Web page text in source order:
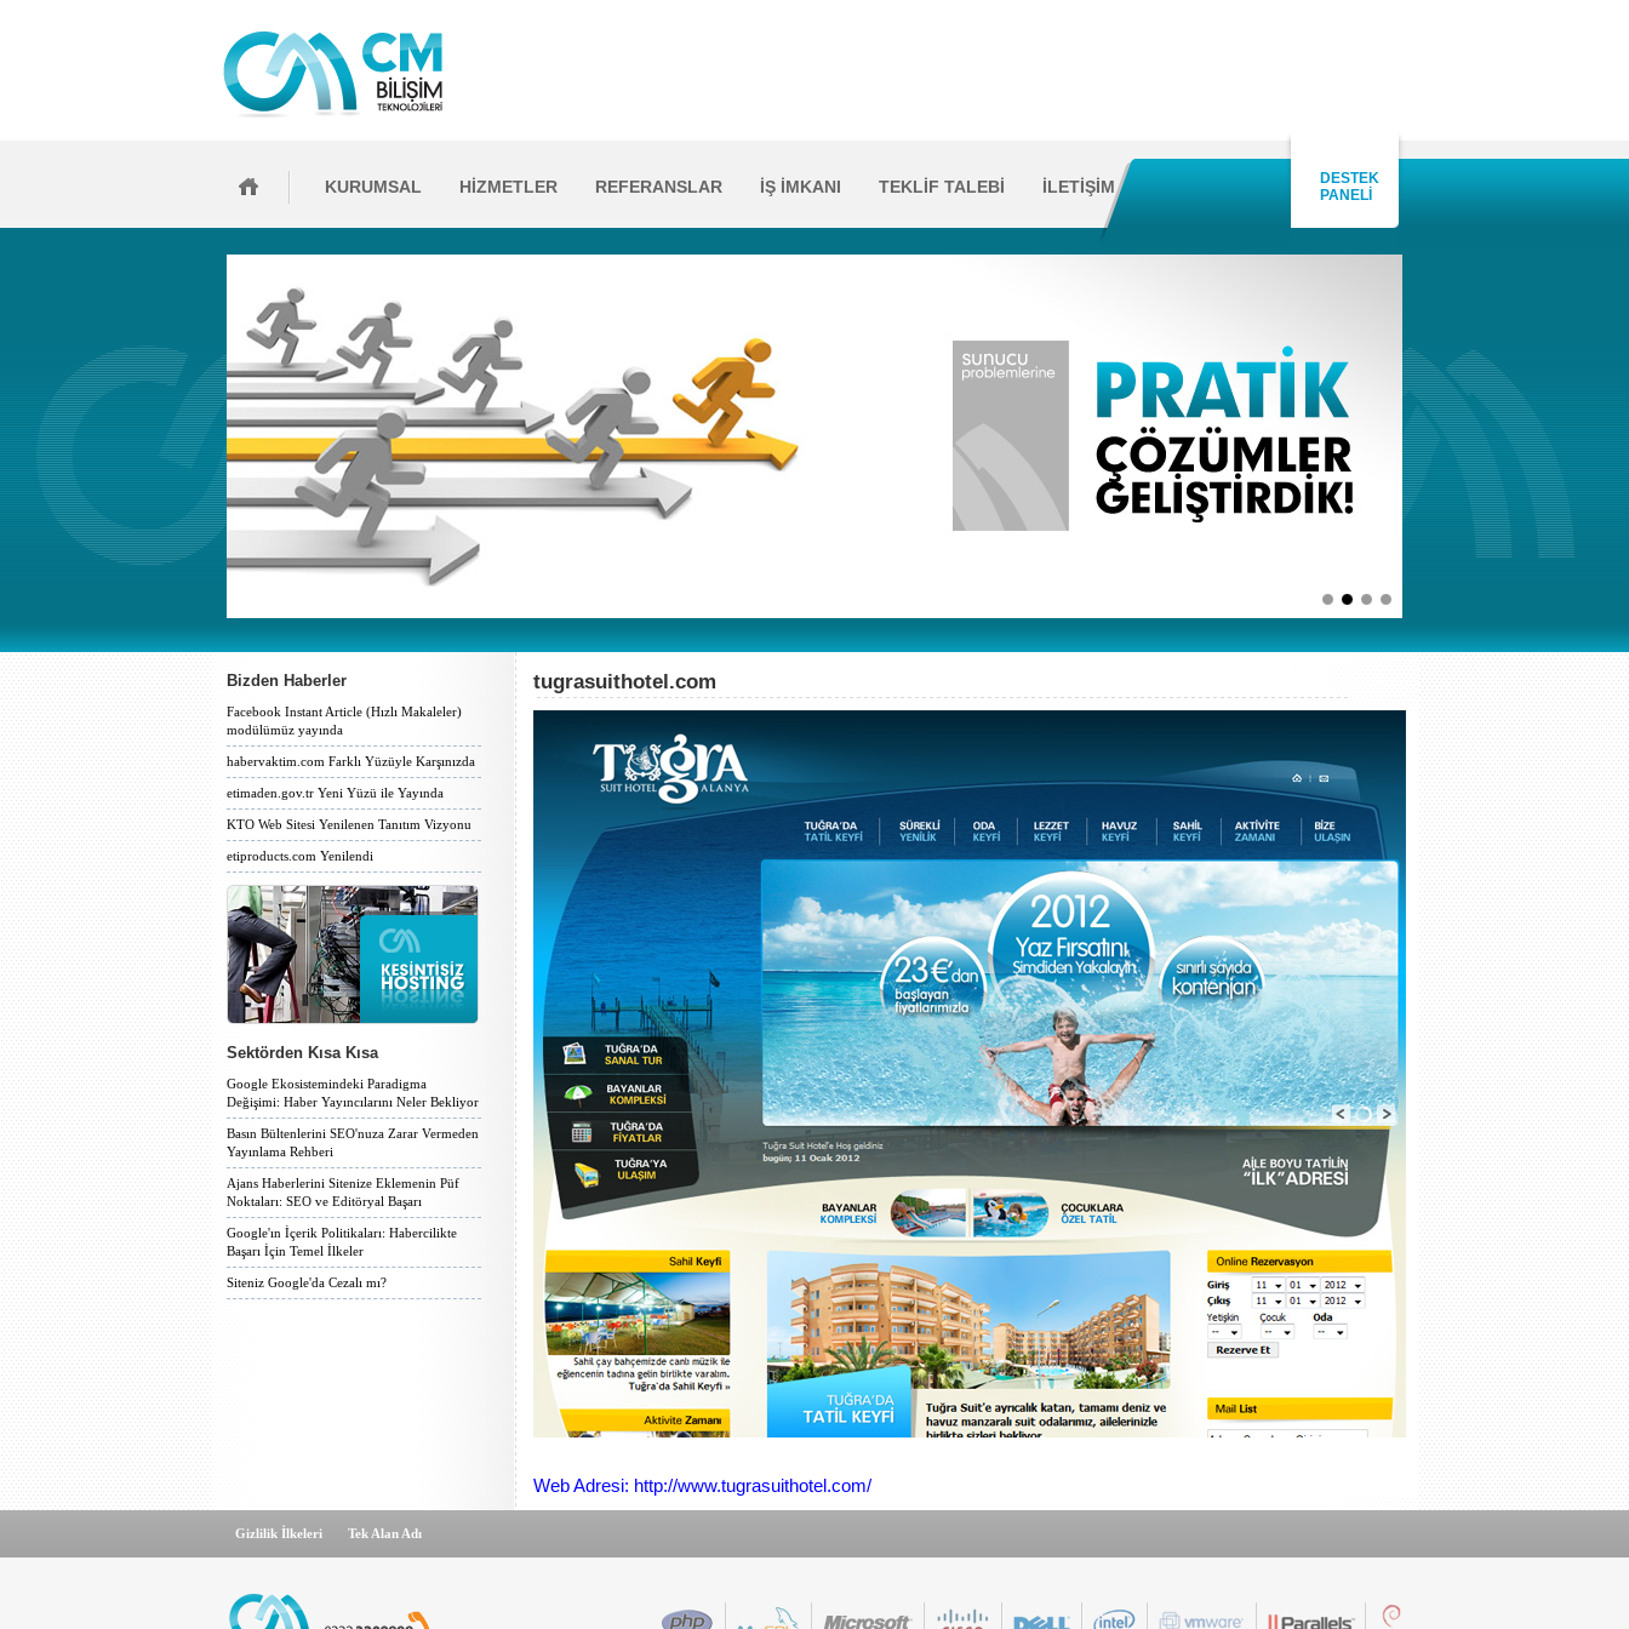
DESTEK
PANELİ
KURUMSAL HİZMETLER REFERANSLAR İŞ İMKANI TEKLİF TALEBİ İLETİŞİM
Bizden Haberler
Facebook Instant Article (Hızlı Makaleler)
modülümüz yayında
habervaktim.com Farklı Yüzüyle Karşınızda
etimaden.gov.tr Yeni Yüzü ile Yayında
KTO Web Sitesi Yenilenen Tanıtım Vizyonu
etiproducts.com Yenilendi
Sektörden Kısa Kısa
Google Ekosistemindeki Paradigma
Değişimi: Haber Yayıncılarını Neler Bekliyor
Basın Bültenlerini SEO'nuza Zarar Vermeden
Yayınlama Rehberi
Ajans Haberlerini Sitenize Eklemenin Püf
Noktaları: SEO ve Editöryal Başarı
Google'ın İçerik Politikaları: Habercilikte
Başarı İçin Temel İlkeler
Siteniz Google'da Cezalı mı?
tugrasuithotel.com
Web Adresi: http://www.tugrasuithotel.com/
Gizlilik İlkeleri Tek Alan Adı